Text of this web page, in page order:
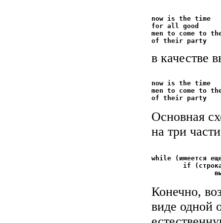
now is the time
for all good
men to come to
в качестве
now is the time
men to come to
Основная
на три
while (имеется
	if (строка содержит нужную комбинацию)
Конечно,
виде одной